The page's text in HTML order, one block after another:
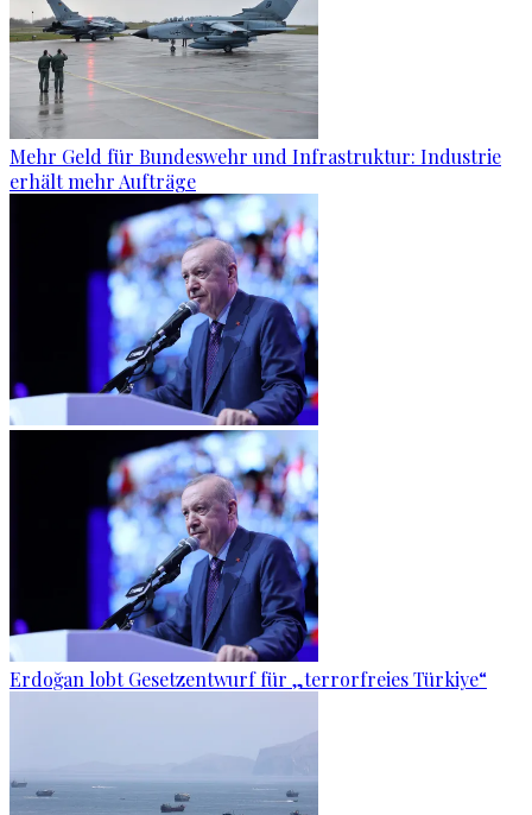
Mehr Geld für Bundeswehr und Infrastruktur: Industrie
erhält mehr Aufträge
Erdoğan lobt Gesetzentwurf für „terrorfreies Türkiye“